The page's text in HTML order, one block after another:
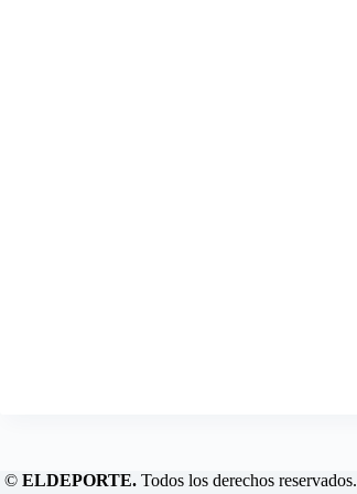
© ELDEPORTE. Todos los derechos reservados.